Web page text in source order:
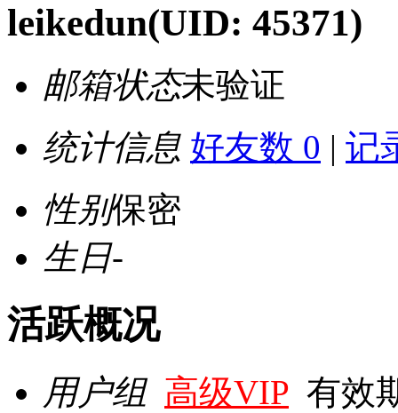
leikedun(UID: 45371)
邮箱状态未验证
统计信息 好友数 0 | 记
性别保密
生日-
活跃概况
用户组 高级VIP 有效